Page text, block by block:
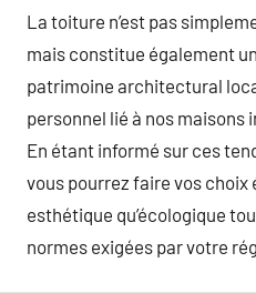
La toiture n’est pas
mais constitue également
patrimoine architectural
personnel lié à nos maisons
En étant informé sur ces
vous pourrez faire vos choix
esthétique qu’écologique
normes exigées par votre